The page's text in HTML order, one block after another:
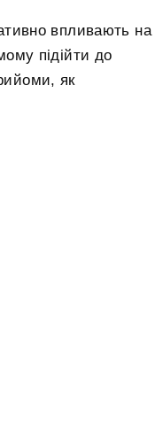
впливають на
підійти до
як